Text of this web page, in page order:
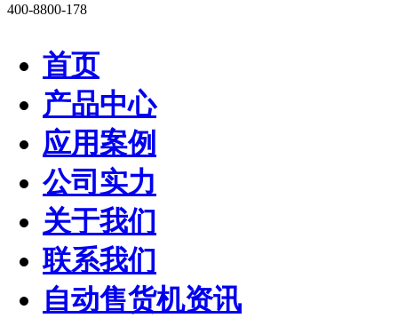
400-8800-178
首页
产品中心
应用案例
公司实力
关于我们
联系我们
自动售货机资讯